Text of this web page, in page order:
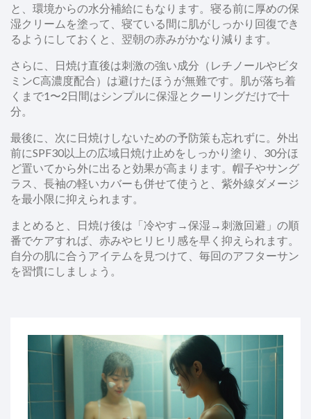
と、環境からの水分補給にもなります。寝る前に厚めの保
湿クリームを塗って、寝ている間に肌がしっかり回復でき
るようにしておくと、翌朝の赤みがかなり減ります。
さらに、日焼け直後は刺激の強い成分（レチノールやビタ
ミンC高濃度配合）は避けたほうが無難です。肌が落ち着
くまで1〜2日間はシンプルに保湿とクーリングだけで十
分。
最後に、次に日焼けしないための予防策も忘れずに。外出
前にSPF30以上の広域日焼け止めをしっかり塗り、30分ほ
ど置いてから外に出ると効果が高まります。帽子やサング
ラス、長袖の軽いカバーも併せて使うと、紫外線ダメージ
を最小限に抑えられます。
まとめると、日焼け後は「冷やす→保湿→刺激回避」の順
番でケアすれば、赤みやヒリヒリ感を早く抑えられます。
自分の肌に合うアイテムを見つけて、毎回のアフターサン
を習慣にしましょう。